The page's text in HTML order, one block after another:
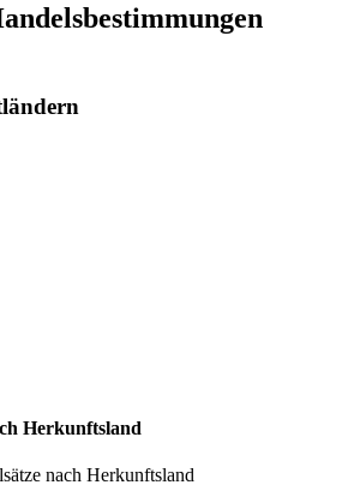
Herkunftsland
nach Herkunftsland